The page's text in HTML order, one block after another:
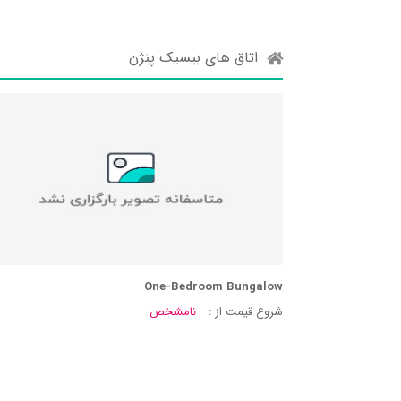
اتاق های بیسیک پنژن
One-Bedroom Bungalow
شروع قیمت از :
نامشخص